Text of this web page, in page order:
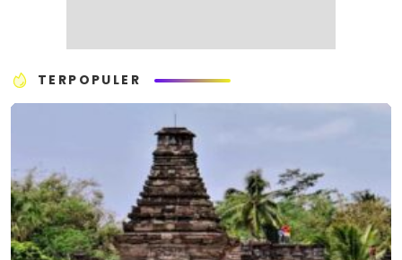
TERPOPULER